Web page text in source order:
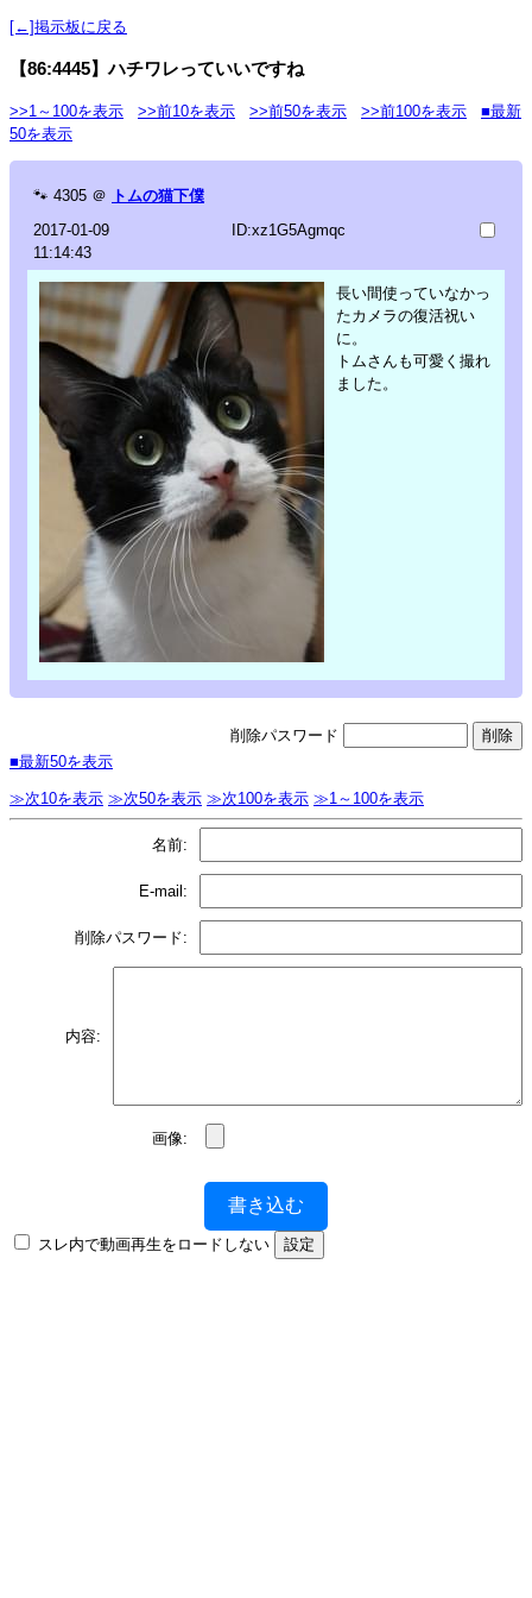
[←]掲示板に戻る
【86:4445】ハチワレっていいですね
>>1～100を表示 >>前10を表示 >>前50を表示 >>前100を表示
■最新
50を表示
🐾 4305 ＠ トムの猫下僕
2017-01-09
11:14:43
ID:xz1G5Agmqc
長い間使っていなかっ
たカメラの復活祝い
に。
トムさんも可愛く撮れ
ました。
削除パスワード
■最新50を表示
≫次10を表示 ≫次50を表示 ≫次100を表示 ≫1～100を表示
名前:
E-mail:
削除パスワード:
内容:
画像:
書き込む
スレ内で動画再生をロードしない